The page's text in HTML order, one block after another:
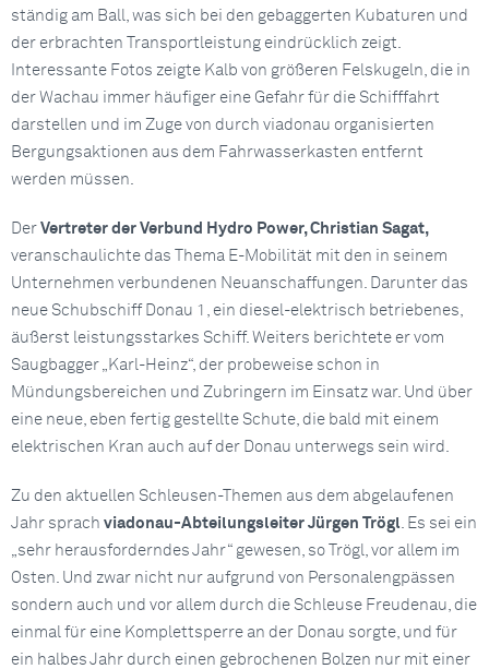
ständig am Ball, was sich bei den gebaggerten Kubaturen und
der erbrachten Transportleistung eindrücklich zeigt.
Interessante Fotos zeigte Kalb von größeren Felskugeln, die in
der Wachau immer häufiger eine Gefahr für die Schifffahrt
darstellen und im Zuge von durch viadonau organisierten
Bergungsaktionen aus dem Fahrwasserkasten entfernt
werden müssen.
Der Vertreter der Verbund Hydro Power, Christian Sagat,
veranschaulichte das Thema E-Mobilität mit den in seinem
Unternehmen verbundenen Neuanschaffungen. Darunter das
neue Schubschiff Donau 1, ein diesel-elektrisch betriebenes,
äußerst leistungsstarkes Schiff. Weiters berichtete er vom
Saugbagger „Karl-Heinz“, der probeweise schon in
Mündungsbereichen und Zubringern im Einsatz war. Und über
eine neue, eben fertig gestellte Schute, die bald mit einem
elektrischen Kran auch auf der Donau unterwegs sein wird.
Zu den aktuellen Schleusen-Themen aus dem abgelaufenen
Jahr sprach viadonau-Abteilungsleiter Jürgen Trögl. Es sei ein
„sehr herausforderndes Jahr“ gewesen, so Trögl, vor allem im
Osten. Und zwar nicht nur aufgrund von Personalengpässen
sondern auch und vor allem durch die Schleuse Freudenau, die
einmal für eine Komplettsperre an der Donau sorgte, und für
ein halbes Jahr durch einen gebrochenen Bolzen nur mit einer